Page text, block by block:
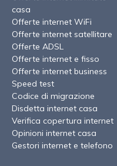
casa
Offerte internet WiFi
Offerte internet satellitare
Offerte ADSL
Offerte internet e fisso
Offerte internet business
Speed test
Codice di migrazione
Disdetta internet casa
Verifica copertura internet
Opinioni internet casa
Gestori internet e telefono